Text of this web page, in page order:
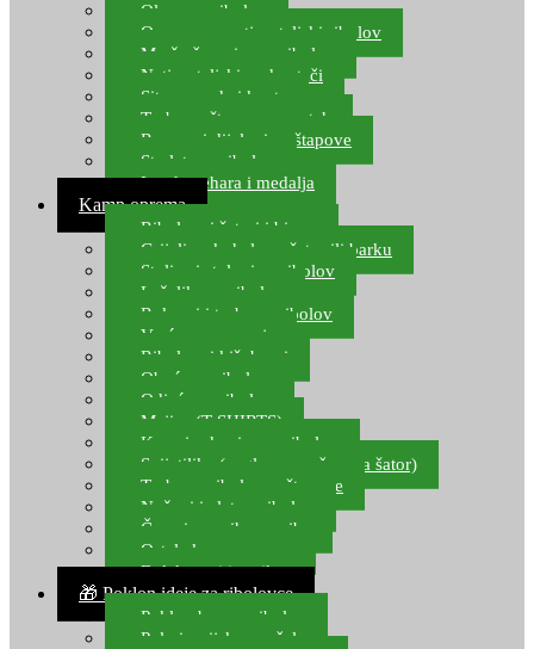
Olovo za ribolov
Oprema za natjecateljski ribolov
Mreže čuvarice za ribolov
Natjecateljski podmetači
Sito, posude i kante
Torbe za štapove – match
Rezervni dijelovi za štapove
Starlete za ribolov
Izrada pehara i medalja
Kamp oprema
Ribolovni šatori i bivvy
Grijalice, kuhala za šator ili barku
Stolice i stolovi za ribolov
Ležaljke za ribolov
Ruksaci i torbe za ribolov
Vreće za spavanje
Ribolovni kišobrani
Obuća za ribolov
Odjeća za ribolov
Majice (T-SHIRTS)
Kape i rukavice za ribolov
Svijetiljke (naglavne, ručne, za šator)
Torbe za ribolovne štapove
Noževi i alat za ribolov
Čamci za prihranu ribe
Ostala kamp oprema
Dalekozori i optika
🎁 Poklon ideje za ribolovce
Poklon bon za ribolov
Polarizacijske naočale